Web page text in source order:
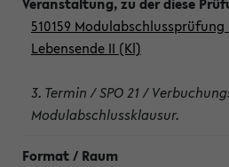
510159
Lebensende II (Kl)
3. Termin / SPO 21 /
Modulabschlussklausur.